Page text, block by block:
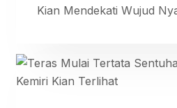
Kian Mendekati Wujud